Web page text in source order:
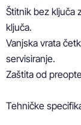
Štitnik bez ključa
ključa.
Vanjska vrata
servisiranje.
Zaštita od
Tehničke